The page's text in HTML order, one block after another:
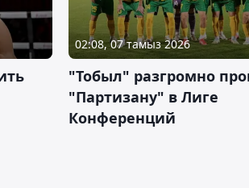
02:08, 07 тамыз 2026
"Тобыл" разгромно
"Партизану" в Лиге
Конференций